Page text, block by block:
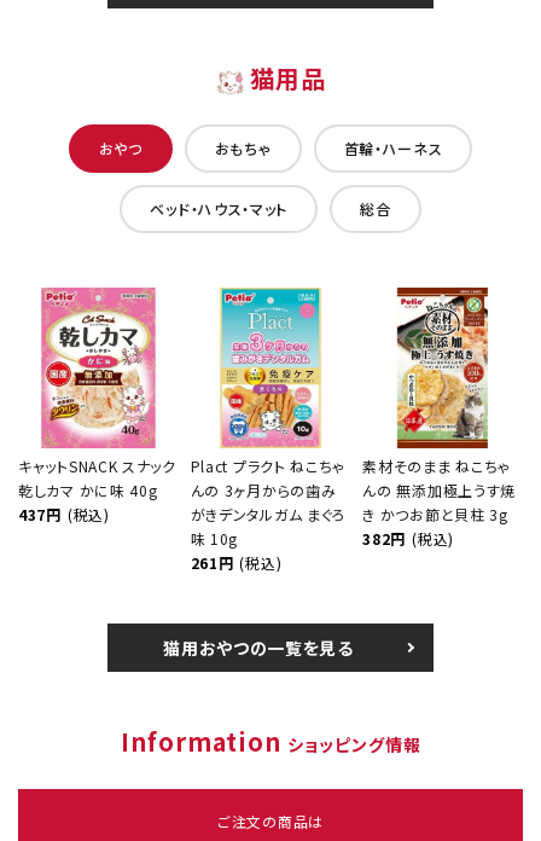
猫用品
おやつ おもちゃ 首輪・ハーネス
ベッド・ハウス・マット 総合
キャットSNACK スナック
乾しカマ かに味 40g
437円 (税込)
Plact プラクト ねこちゃ
んの 3ヶ月からの歯み
がきデンタルガム まぐろ
味 10g
261円 (税込)
素材そのまま ねこちゃ
んの 無添加極上うす焼
き かつお節と貝柱 3g
382円 (税込)
猫用おやつの一覧を見る
Information ショッピング情報
ご注文の商品は